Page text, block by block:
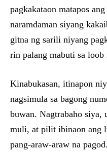
pagkakataon matapos
naramdaman siyang
gitna ng sarili niyang
rin palang mabuti sa loob
Kinabukasan, itinapon
nagsimula sa bagong
buwan. Nagtrabaho siya,
muli, at pilit ibinaon ang
pang-araw-araw na